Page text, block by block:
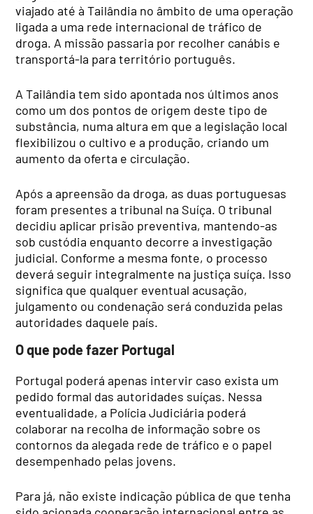
viajado até à Tailândia no âmbito de uma operação
ligada a uma rede internacional de tráfico de
droga. A missão passaria por recolher canábis e
transportá-la para território português.
A Tailândia tem sido apontada nos últimos anos
como um dos pontos de origem deste tipo de
substância, numa altura em que a legislação local
flexibilizou o cultivo e a produção, criando um
aumento da oferta e circulação.
Após a apreensão da droga, as duas portuguesas
foram presentes a tribunal na Suíça. O tribunal
decidiu aplicar prisão preventiva, mantendo-as
sob custódia enquanto decorre a investigação
judicial. Conforme a mesma fonte, o processo
deverá seguir integralmente na justiça suíça. Isso
significa que qualquer eventual acusação,
julgamento ou condenação será conduzida pelas
autoridades daquele país.
O que pode fazer Portugal
Portugal poderá apenas intervir caso exista um
pedido formal das autoridades suíças. Nessa
eventualidade, a Polícia Judiciária poderá
colaborar na recolha de informação sobre os
contornos da alegada rede de tráfico e o papel
desempenhado pelas jovens.
Para já, não existe indicação pública de que tenha